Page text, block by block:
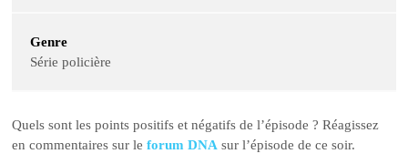
Genre
Série policière
Quels sont les points positifs et négatifs de l’épisode ? Réagissez
en commentaires sur leforum DNA sur l’épisode de ce soir.